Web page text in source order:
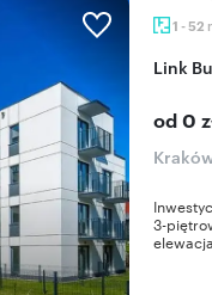
1 - 52
Link
od 0
3-